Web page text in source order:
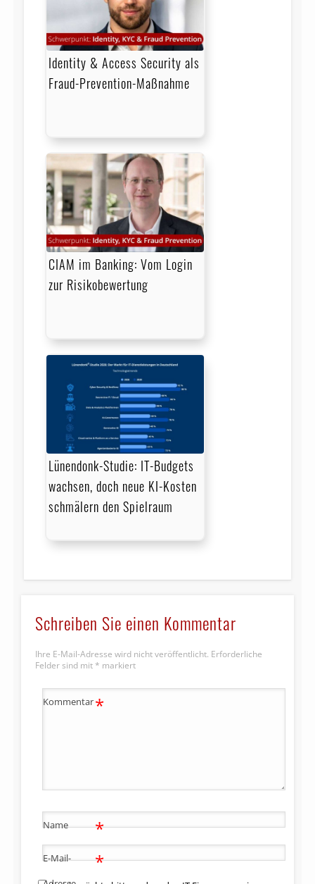
Identity & Access Security als
Fraud-Prevention-Maßnahme
CIAM im Banking: Vom Login
zur Risikobewertung
Lünendonk-Studie: IT-Budgets
wachsen, doch neue KI-Kosten
schmälern den Spielraum
Schreiben Sie einen Kommentar
Ihre E-Mail-Adresse wird nicht veröffentlicht. Erforderliche
Felder sind mit * markiert
Kommentar*
Name *
E-Mail-
*